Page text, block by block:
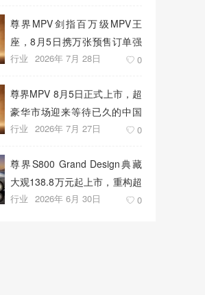
尊界MPV剑指百万级MPV王
座，8月5日携万张预售订单强
势上市
行业 2026年 7月 28日 0
尊界MPV 8月5日正式上市，超
豪华市场迎来等待已久的中国
答案
行业 2026年 7月 27日 0
尊界S800 Grand Design典藏
大观138.8万元起上市，重构超
豪华出行新标准
行业 2026年 6月 30日 0